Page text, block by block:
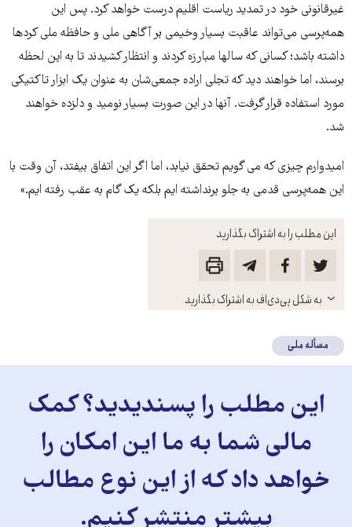
این مطلب را به اشتراک بگذارید
باز
کنید
به شکل پی‌دی‌اف به اشتراک بگذارید
غیرقانونی خود در تمدید ریاست اقلیم درست خواهد کرد. پس این
همه‌پرسی می‌تواند عاقبت بسیار وخیمی بر آگاهی ملی و حافظه ملی کردها
داشته باشد؛ کسانی که سالها مبارزه کردند و انتظار کشیدند تا به این لحظه
برسند، اما خواهند دید که تجلی اراده جمعی‌شان به عنوان یک ابزار تاکتیکی
مورد استفاده قرار گرفت. آنها در این صورت بسیار نومید و دلزده خواهند
شد.
امیدوارم چیزی که می گویم تحقق نیابد، اما اگر این اتفاق بیفتد، آن وقت با
این همه‌پرسی قدمی به جلو برنداشته ایم بلکه یک گام به عقب رفته ایم.»
مسأله ملی
این مطلب را پسندیدید؟ کمک
مالی شما به ما این امکان را
خواهد داد که از این نوع مطالب
بیشتر منتشر کنیم.